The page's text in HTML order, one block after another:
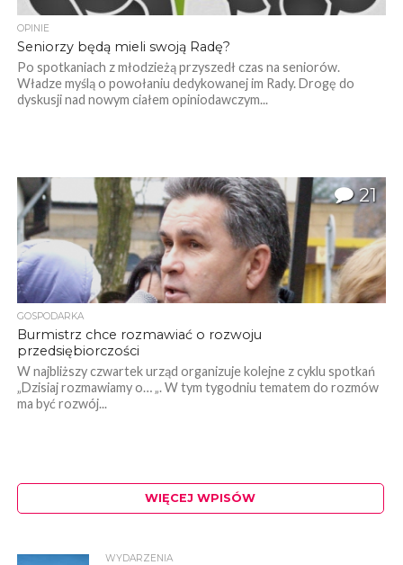
OPINIE
Seniorzy będą mieli swoją Radę?
Po spotkaniach z młodzieżą przyszedł czas na seniorów.
Władze myślą o powołaniu dedykowanej im Rady. Drogę do
dyskusji nad nowym ciałem opiniodawczym...
21
GOSPODARKA
Burmistrz chce rozmawiać o rozwoju
przedsiębiorczości
W najbliższy czwartek urząd organizuje kolejne z cyklu spotkań
„Dzisiaj rozmawiamy o… „. W tym tygodniu tematem do rozmów
ma być rozwój...
WIĘCEJ WPISÓW
WYDARZENIA